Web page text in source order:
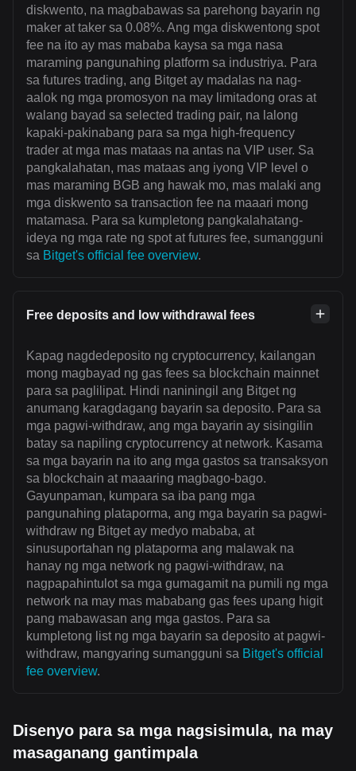
diskwento, na magbabawas sa parehong bayarin ng
maker at taker sa 0.08%. Ang mga diskwentong spot
fee na ito ay mas mababa kaysa sa mga nasa
maraming pangunahing platform sa industriya. Para
sa futures trading, ang Bitget ay madalas na nag-
aalok ng mga promosyon na may limitadong oras at
walang bayad sa selected trading pair, na lalong
kapaki-pakinabang para sa mga high-frequency
trader at mga mas mataas na antas na VIP user. Sa
pangkalahatan, mas mataas ang iyong VIP level o
mas maraming BGB ang hawak mo, mas malaki ang
mga diskwento sa transaction fee na maaari mong
matamasa. Para sa kumpletong pangkalahatang-
ideya ng mga rate ng spot at futures fee, sumangguni
sa Bitget's official fee overview.
Free deposits and low withdrawal fees
Kapag nagdedeposito ng cryptocurrency, kailangan
mong magbayad ng gas fees sa blockchain mainnet
para sa paglilipat. Hindi naniningil ang Bitget ng
anumang karagdagang bayarin sa deposito. Para sa
mga pagwi-withdraw, ang mga bayarin ay sisingilin
batay sa napiling cryptocurrency at network. Kasama
sa mga bayarin na ito ang mga gastos sa transaksyon
sa blockchain at maaaring magbago-bago.
Gayunpaman, kumpara sa iba pang mga
pangunahing plataporma, ang mga bayarin sa pagwi-
withdraw ng Bitget ay medyo mababa, at
sinusuportahan ng plataporma ang malawak na
hanay ng mga network ng pagwi-withdraw, na
nagpapahintulot sa mga gumagamit na pumili ng mga
network na may mas mababang gas fees upang higit
pang mabawasan ang mga gastos. Para sa
kumpletong list ng mga bayarin sa deposito at pagwi-
withdraw, mangyaring sumangguni sa Bitget's official
fee overview.
Disenyo para sa mga nagsisimula, na may
masaganang gantimpala